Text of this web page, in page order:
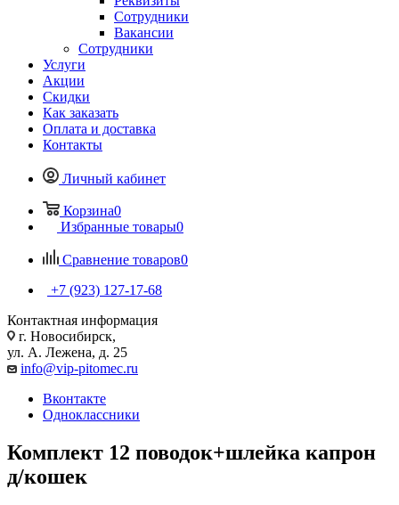
Сотрудники
Вакансии
Сотрудники
Услуги
Акции
Скидки
Как заказать
Оплата и доставка
Контакты
Личный кабинет
Корзина0
Избранные товары0
Сравнение товаров0
+7 (923) 127-17-68
Контактная информация
г. Новосибирск,
ул. А. Лежена, д. 25
info@vip-pitomec.ru
Вконтакте
Одноклассники
Комплект 12 поводок+шлейка капрон
д/кошек